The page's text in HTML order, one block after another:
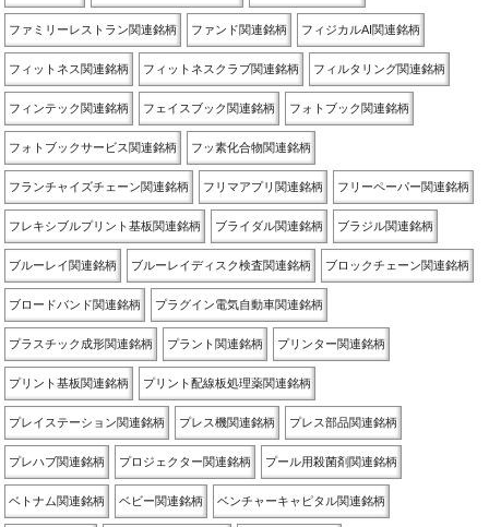
ファミリーレストラン関連銘柄 ファンド関連銘柄 フィジカルAI関連銘柄
フィットネス関連銘柄 フィットネスクラブ関連銘柄 フィルタリング関連銘柄
フィンテック関連銘柄 フェイスブック関連銘柄 フォトブック関連銘柄
フォトブックサービス関連銘柄 フッ素化合物関連銘柄
フランチャイズチェーン関連銘柄 フリマアプリ関連銘柄 フリーペーパー関連銘柄
フレキシブルプリント基板関連銘柄 ブライダル関連銘柄 ブラジル関連銘柄
ブルーレイ関連銘柄 ブルーレイディスク検査関連銘柄 ブロックチェーン関連銘柄
ブロードバンド関連銘柄 プラグイン電気自動車関連銘柄
プラスチック成形関連銘柄 プラント関連銘柄 プリンター関連銘柄
プリント基板関連銘柄 プリント配線板処理薬関連銘柄
プレイステーション関連銘柄 プレス機関連銘柄 プレス部品関連銘柄
プレハブ関連銘柄 プロジェクター関連銘柄 プール用殺菌剤関連銘柄
ベトナム関連銘柄 ベビー関連銘柄 ベンチャーキャピタル関連銘柄